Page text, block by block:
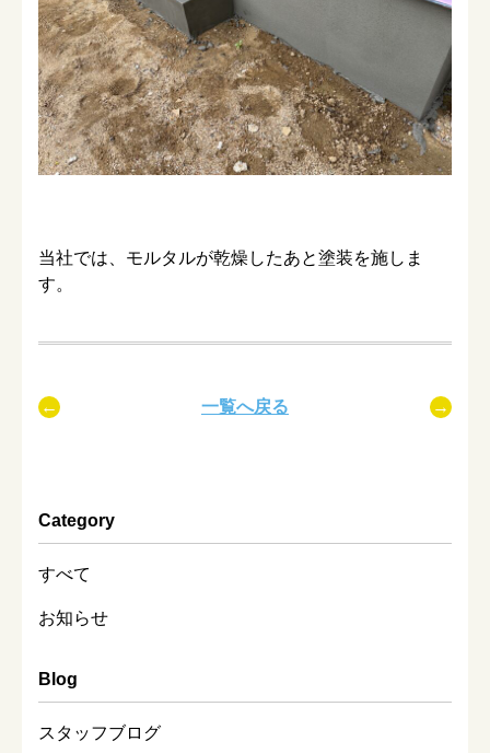
当社では、モルタルが乾燥したあと塗装を施しま
す。
一覧へ戻る
Category
すべて
お知らせ
Blog
スタッフブログ